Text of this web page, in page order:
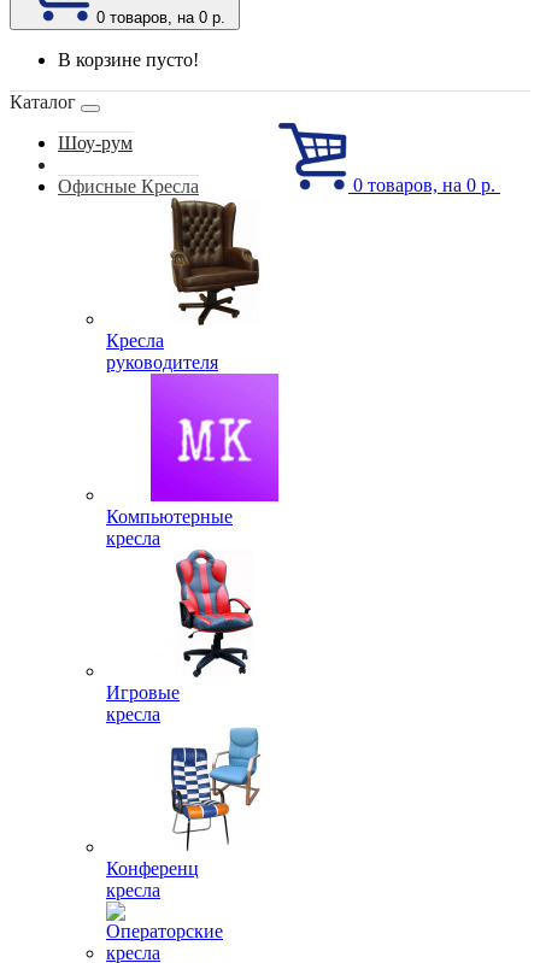
0 товаров, на 0 р.
В корзине пусто!
0 товаров, на 0 р.
Каталог
Шоу-рум
Офисные Кресла
Кресла
руководителя
Компьютерные
кресла
Игровые
кресла
Конференц
кресла